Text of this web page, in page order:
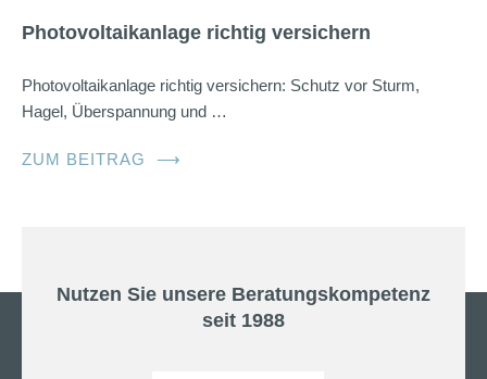
Photovoltaikanlage richtig versichern
Photovoltaikanlage richtig versichern: Schutz vor Sturm,
Hagel, Überspannung und …
ZUM BEITRAG ⟶
Nutzen Sie unsere Beratungskompetenz
seit 1988